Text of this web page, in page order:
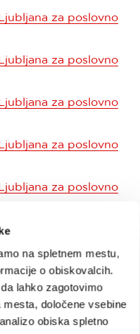
na spletnem mestu,
o obiskovalcih.
lahko zagotovimo
določene vsebine
obiska spletno
za poslovno
za poslovno
za poslovno
za poslovno
za poslovno
za poslovno
za poslovno